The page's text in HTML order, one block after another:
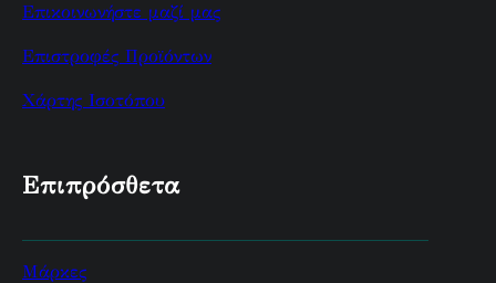
Επικοινωνήστε μαζί μας
Επιστροφές Προϊόντων
Χάρτης Ισοτόπου
Επιπρόσθετα
Μάρκες